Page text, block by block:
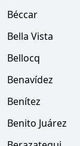
Béccar
Bella Vista
Bellocq
Benavídez
Benítez
Benito Juárez